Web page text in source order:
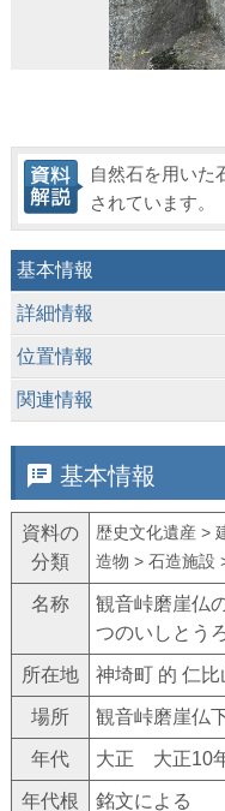
自然石を用いた
されています。
基本情報
詳細情報
位置情報
関連情報
speaker_notes 基本情報
資料の
分類
歴史文化遺産 >
造物 > 石造施設
名称
観音峠磨崖仏
つのいしとう
所在地 神埼町 的 仁比
場所 観音峠磨崖仏
年代 大正 大正10
年代根
銘文による